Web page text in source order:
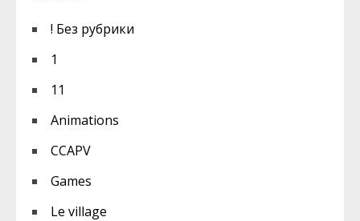
! Без рубрики
1
11
Animations
CCAPV
Games
Le village